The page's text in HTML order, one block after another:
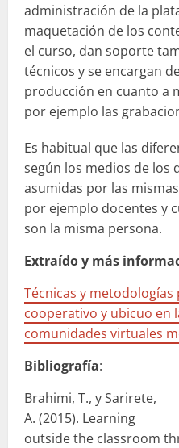
administración de la
maquetación de los
el curso, dan soporte
técnicos y se encargan
producción en cuanto a
por ejemplo las
Es habitual que las
según los medios de los
asumidas por las
por ejemplo docentes y
son la misma persona.
Extraído y más
Técnicas y
cooperativo y ubicuo en
comunidades virtuales
Bibliografía:
Brahimi, T., y Sarirete,
A. (2015). Learning
outside the classroom